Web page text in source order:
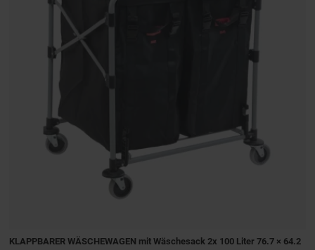
KLAPPBARER WÄSCHEWAGEN mit Wäschesack 2x 100 Liter 76.7 × 64.2